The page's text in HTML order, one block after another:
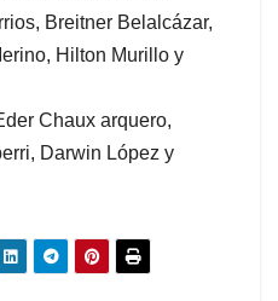
Breitner Belalcázar,
Hilton Murillo y
Chaux arquero,
Darwin López y